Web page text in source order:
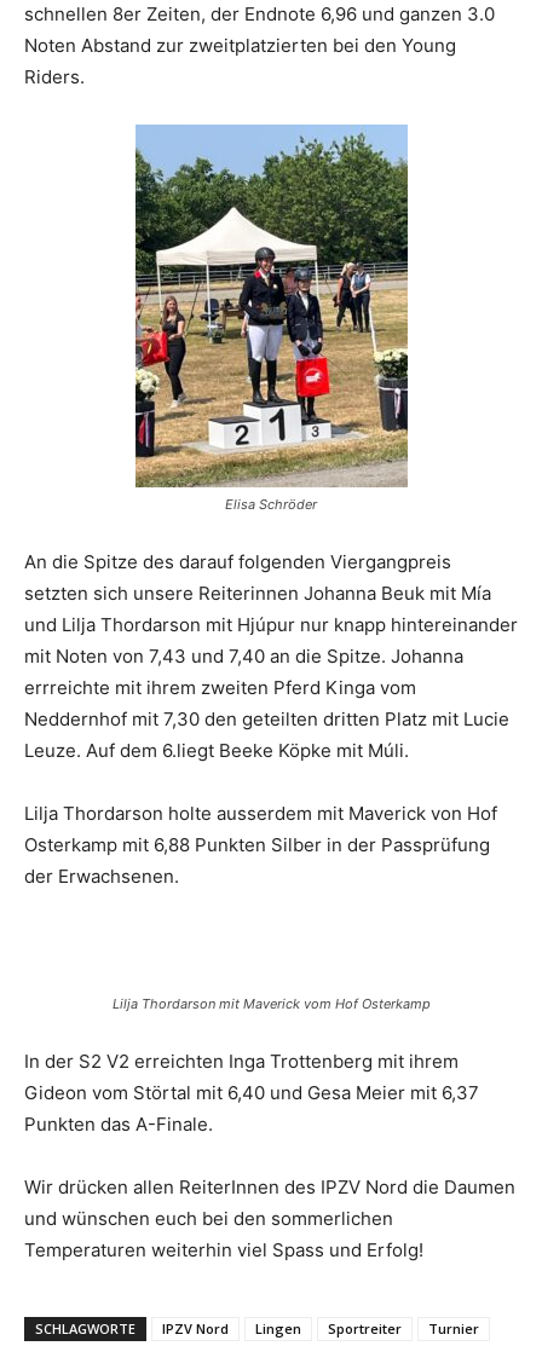
schnellen 8er Zeiten, der Endnote 6,96 und ganzen 3.0
Noten Abstand zur zweitplatzierten bei den Young
Riders.
Elisa Schröder
An die Spitze des darauf folgenden Viergangpreis
setzten sich unsere Reiterinnen Johanna Beuk mit Mía
und Lilja Thordarson mit Hjúpur nur knapp hintereinander
mit Noten von 7,43 und 7,40 an die Spitze. Johanna
errreichte mit ihrem zweiten Pferd Kinga vom
Neddernhof mit 7,30 den geteilten dritten Platz mit Lucie
Leuze. Auf dem 6.liegt Beeke Köpke mit Múli.
Lilja Thordarson holte ausserdem mit Maverick von Hof
Osterkamp mit 6,88 Punkten Silber in der Passprüfung
der Erwachsenen.
Lilja Thordarson mit Maverick vom Hof Osterkamp
In der S2 V2 erreichten Inga Trottenberg mit ihrem
Gideon vom Störtal mit 6,40 und Gesa Meier mit 6,37
Punkten das A-Finale.
Wir drücken allen ReiterInnen des IPZV Nord die Daumen
und wünschen euch bei den sommerlichen
Temperaturen weiterhin viel Spass und Erfolg!
SCHLAGWORTE IPZV Nord Lingen Sportreiter Turnier